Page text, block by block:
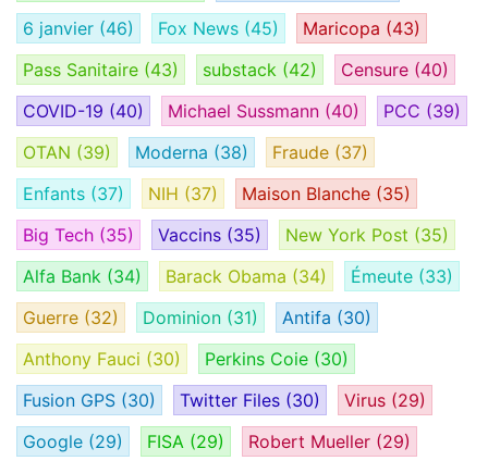
6 janvier (46) Fox News (45) Maricopa (43)
Pass Sanitaire (43) substack (42) Censure (40)
COVID-19 (40) Michael Sussmann (40) PCC (39)
OTAN (39) Moderna (38) Fraude (37)
Enfants (37) NIH (37) Maison Blanche (35)
Big Tech (35) Vaccins (35) New York Post (35)
Alfa Bank (34) Barack Obama (34) Émeute (33)
Guerre (32) Dominion (31) Antifa (30)
Anthony Fauci (30) Perkins Coie (30)
Fusion GPS (30) Twitter Files (30) Virus (29)
Google (29) FISA (29) Robert Mueller (29)